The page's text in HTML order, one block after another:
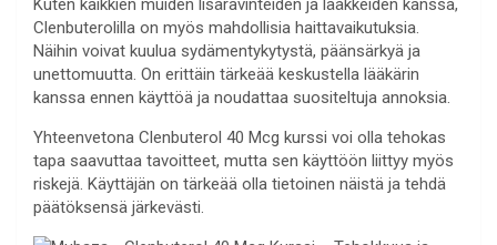
Kuten kaikkien muiden lisäravinteiden ja lääkkeiden kanssa,
Clenbuterolilla on myös mahdollisia haittavaikutuksia.
Näihin voivat kuulua sydämentykytystä, päänsärkyä ja
unettomuutta. On erittäin tärkeää keskustella lääkärin
kanssa ennen käyttöä ja noudattaa suositeltuja annoksia.
Yhteenvetona Clenbuterol 40 Mcg kurssi voi olla tehokas
tapa saavuttaa tavoitteet, mutta sen käyttöön liittyy myös
riskejä. Käyttäjän on tärkeää olla tietoinen näistä ja tehdä
päätöksensä järkevästi.